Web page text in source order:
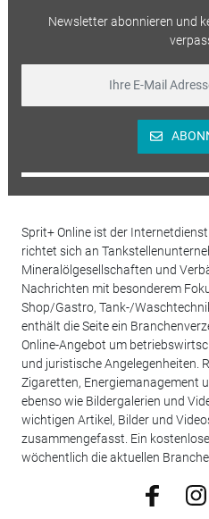
Newsletter abonnieren und
Sprit+ Online ist der
richtet sich an
Mineralölgesellschaften und
Nachrichten mit besonderem
Shop/Gastro, Tank-/
enthält die Seite ein
Online-Angebot um
und juristische Angelegenheiten.
Zigaretten, Energiemanagement
ebenso wie Bildergalerien und
wichtigen Artikel, Bilder und
zusammengefasst. Ein
wöchentlich die aktuellen